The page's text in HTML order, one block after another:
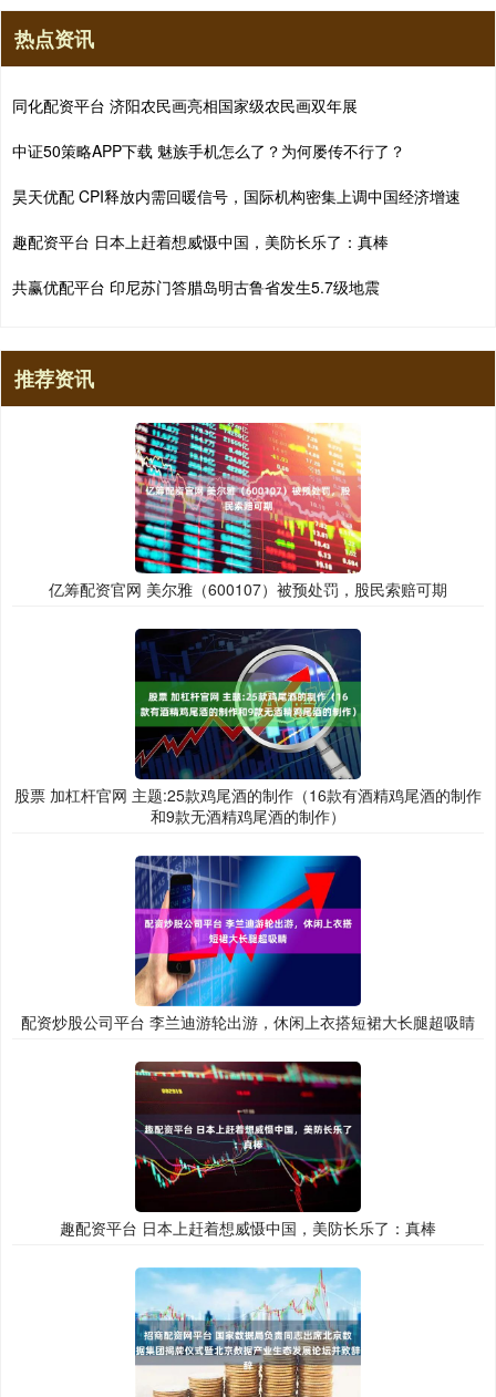
热点资讯
同化配资平台 济阳农民画亮相国家级农民画双年展
中证50策略APP下载 魅族手机怎么了？为何屡传不行了？
昊天优配 CPI释放内需回暖信号，国际机构密集上调中国经济增速
趣配资平台 日本上赶着想威慑中国，美防长乐了：真棒
共赢优配平台 印尼苏门答腊岛明古鲁省发生5.7级地震
推荐资讯
亿筹配资官网 美尔雅（600107）被预处罚，股民索赔可期
股票 加杠杆官网 主题:25款鸡尾酒的制作（16款有酒精鸡尾酒的制作
和9款无酒精鸡尾酒的制作）
配资炒股公司平台 李兰迪游轮出游，休闲上衣搭短裙大长腿超吸睛
趣配资平台 日本上赶着想威慑中国，美防长乐了：真棒